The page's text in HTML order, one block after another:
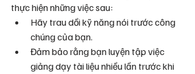
thực hiện những việc sau:
Hãy trau dồi kỹ năng nói trước công
chúng của bạn.
Đảm bảo rằng bạn luyện tập việc
giảng dạy tài liệu nhiều lần trước khi